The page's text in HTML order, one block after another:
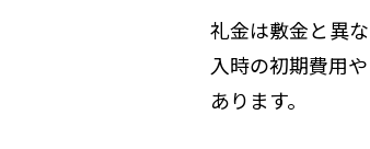
礼金は敷金と異
入時の初期費用
あります。